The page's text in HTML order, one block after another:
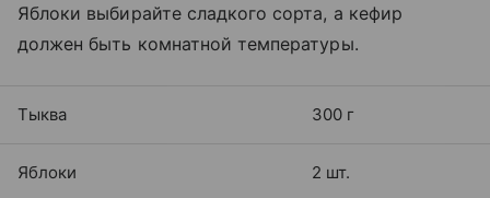
Яблоки выбирайте сладкого сорта, а кефир
должен быть комнатной температуры.
Тыква 300 г
Яблоки 2 шт.